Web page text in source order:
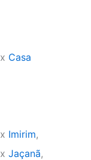
Casa
Imirim,
Jaçanã,